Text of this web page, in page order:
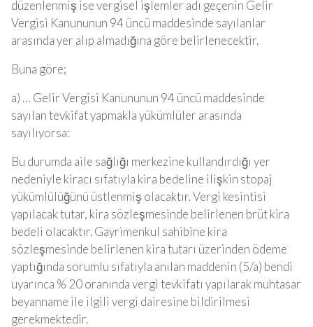
düzenlenmiş ise vergisel işlemler adı geçenin Gelir
Vergisi Kanununun 94 üncü maddesinde sayılanlar
arasında yer alıp almadığına göre belirlenecektir.
Buna göre;
a) … Gelir Vergisi Kanununun 94 üncü maddesinde
sayılan tevkifat yapmakla yükümlüler arasında
sayılıyorsa:
Bu durumda aile sağlığı merkezine kullandırdığı yer
nedeniyle kiracı sıfatıyla kira bedeline ilişkin stopaj
yükümlülüğünü üstlenmiş olacaktır. Vergi kesintisi
yapılacak tutar, kira sözleşmesinde belirlenen brüt kira
bedeli olacaktır. Gayrimenkul sahibine kira
sözleşmesinde belirlenen kira tutarı üzerinden ödeme
yaptığında sorumlu sıfatıyla anılan maddenin (5/a) bendi
uyarınca % 20 oranında vergi tevkifatı yapılarak muhtasar
beyanname ile ilgili vergi dairesine bildirilmesi
gerekmektedir.